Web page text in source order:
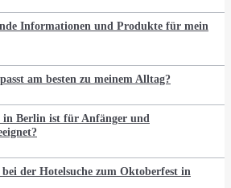
Informationen und Produkte für mein
am besten zu meinem Alltag?
in Berlin ist für Anfänger und
der Hotelsuche zum Oktoberfest in